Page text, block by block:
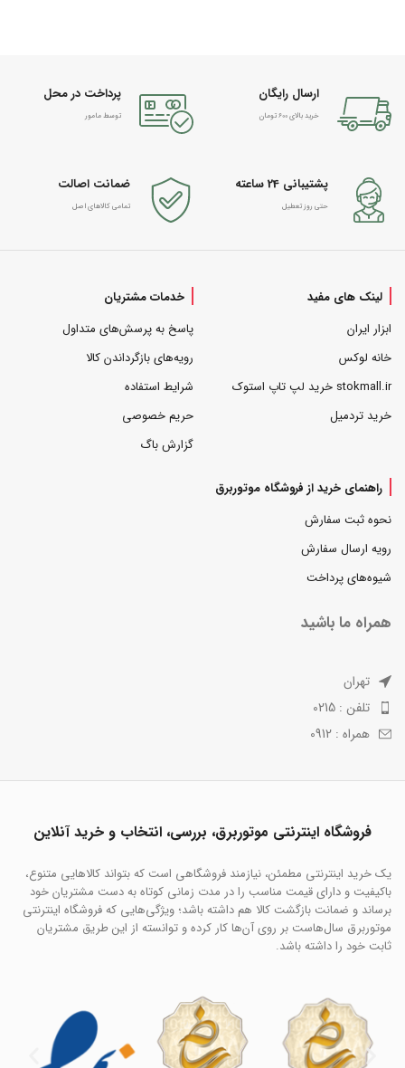
ارسال رایگان
خرید بالای 600 تومان
پرداخت در محل
توسط مامور
پشتیبانی 24 ساعته
حتی روز تعطیل
ضمانت اصالت
تمامی کالاهای اصل
لینک های مفید
ابزار ایران
خانه لوکس
stokmall.ir خرید لپ تاپ استوک
خرید تردمیل
خدمات مشتریان
پاسخ به پرسش‌های متداول
رویه‌های بازگرداندن کالا
شرایط استفاده
حریم خصوصی
گزارش باگ
راهنمای خرید از فروشگاه موتوربرق
نحوه ثبت سفارش
رویه ارسال سفارش
شیوه‌های پرداخت
همراه ما باشید
تهران
تلفن : 0215
همراه : 0912
فروشگاه اینترنتی موتوربرق، بررسی، انتخاب و خرید آنلاین
یک خرید اینترنتی مطمئن، نیازمند فروشگاهی است که بتواند کالاهایی متنوع،
باکیفیت و دارای قیمت مناسب را در مدت زمانی کوتاه به دست مشتریان خود
برساند و ضمانت بازگشت کالا هم داشته باشد؛ ویژگی‌هایی که فروشگاه اینترنتی
موتوربرق سال‌هاست بر روی آن‌ها کار کرده و توانسته از این طریق مشتریان
ثابت خود را داشته باشد.